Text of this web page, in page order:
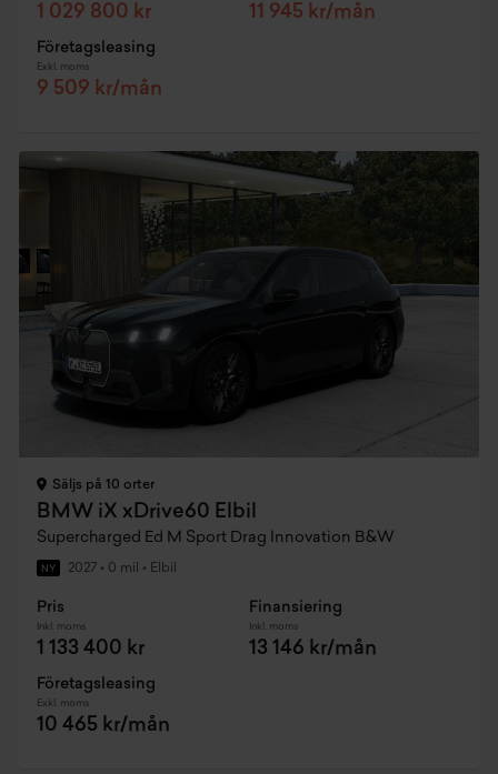
1 029 800 kr 11 945 kr/mån
Företagsleasing
Exkl. moms
9 509 kr/mån
Säljs på 10 orter
BMW iX xDrive60 Elbil
Supercharged Ed M Sport Drag Innovation B&W
NY 2027 • 0 mil • Elbil
Pris
Inkl. moms
1 133 400 kr
Finansiering
Inkl. moms
13 146 kr/mån
Företagsleasing
Exkl. moms
10 465 kr/mån